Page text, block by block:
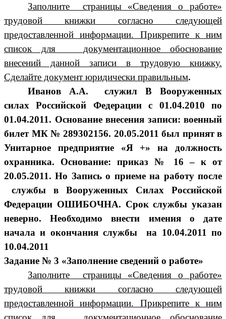
Заполните страницы «Сведения о работе»
трудовой книжки согласно следующей
предоставленной информации. Прикрепите к ним
список для документационное обоснование
внесений данной записи в трудовую книжку.
Сделайте документ юридически правильным.
Иванов А.А. служил В Вооруженных
силах Российской Федерации с 01.04.2010 по
01.04.2011. Основание внесения записи: военный
билет МК № 289302156. 20.05.2011 был принят в
Унитарное предприятие «Я +» на должность
охранника. Основание: приказ № 16 – к от
20.05.2011. Но Запись о приеме на работу после
службы в Вооруженных Силах Российской
Федерации ОШИБОЧНА. Срок службы указан
неверно. Необходимо внести имения о дате
начала и окончания службы на 10.04.2011 по
10.04.2011
Задание № 3 «Заполнение сведений о работе»
Заполните страницы «Сведения о работе»
трудовой книжки согласно следующей
предоставленной информации. Прикрепите к ним